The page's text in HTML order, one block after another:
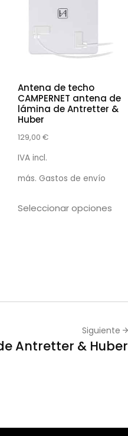
Antena de techo
CAMPERNET antena de
lámina de Antretter &
Huber
129,00 €
IVA incl.
más. Gastos de envío
Seleccionar opciones
Siguiente
Antretter & Huber